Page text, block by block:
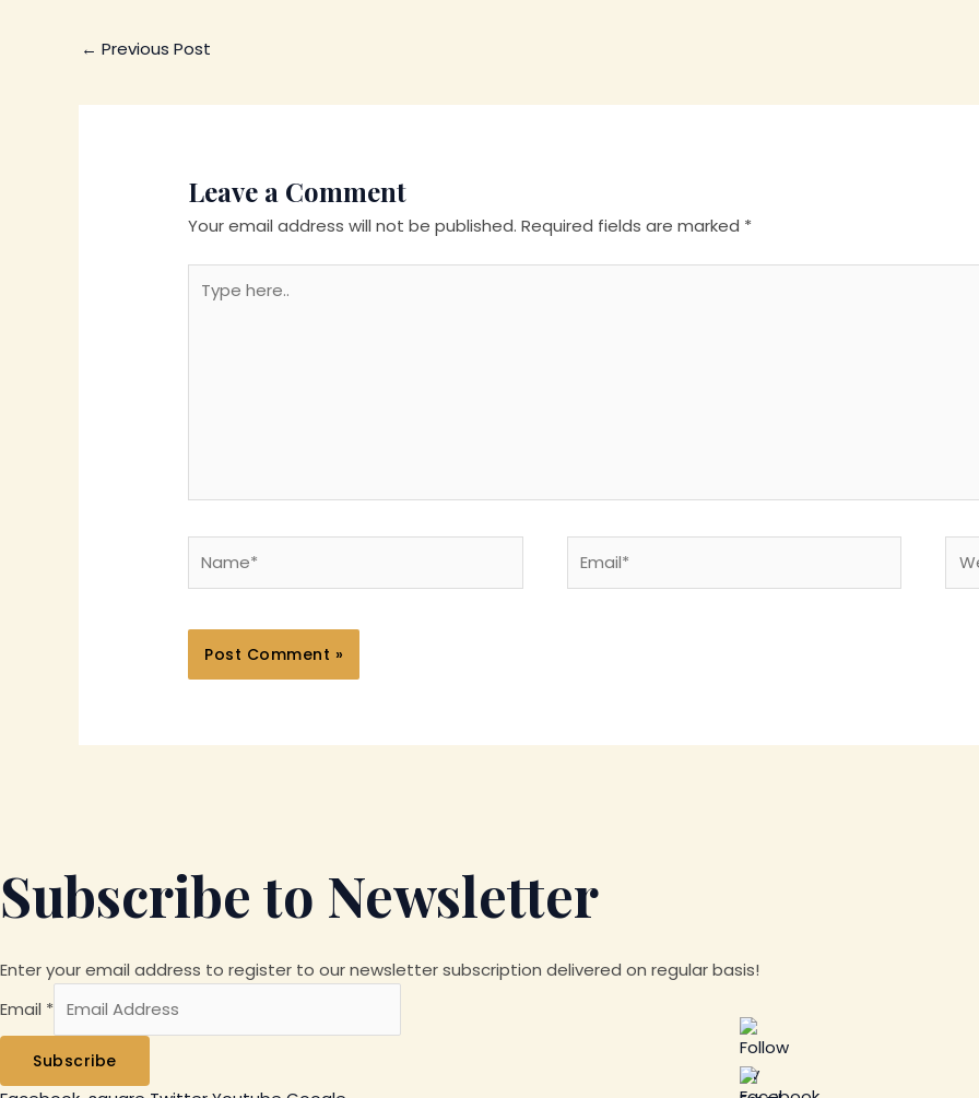
← Previous Post
Leave a Comment
Your email address will not be published. Required fields are marked *
here..
Subscribe to Newsletter
Enter your email address to register to our newsletter subscription delivered on regular basis!
Email *
Subscribe